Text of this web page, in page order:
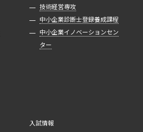
技術経営専攻
中小企業診断士登録養成課程
中小企業イノベーションセン
ター
入試情報